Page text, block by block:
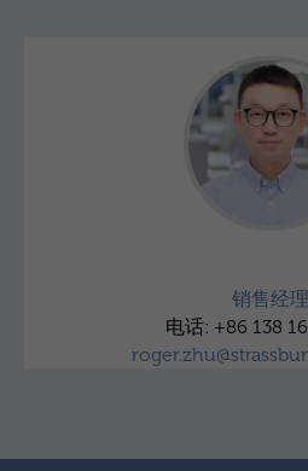
销售经理
电话: +86 138